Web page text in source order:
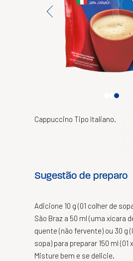
Cappuccino Tipo Italiano.
Sugestão de preparo
Adicione 10 g (01 colher de
São Braz a 50 ml (uma xícara
quente (não fervente) ou 30 g
sopa) para preparar 150 ml (01
Misture bem e se delicie.